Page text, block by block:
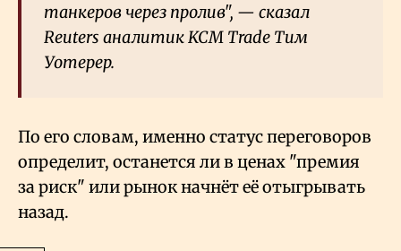
танкеров через пролив", — сказал
Reuters аналитик KCM Trade Тим
Уотерер.
По его словам, именно статус переговоров
определит, останется ли в ценах "премия
за риск" или рынок начнёт её отыгрывать
назад.